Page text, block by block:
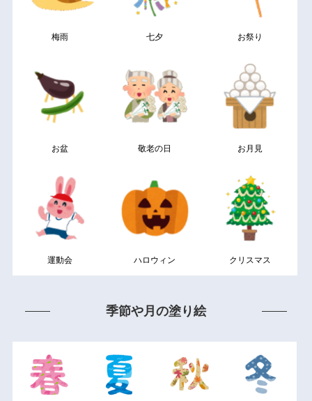
梅雨 七夕 お祭り
お盆 敬老の日 お月見
運動会 ハロウィン クリスマス
季節や月の塗り絵